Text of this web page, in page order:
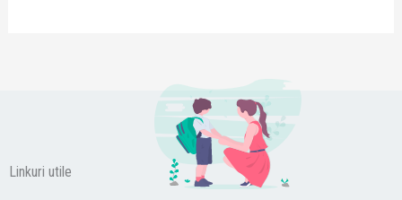
Linkuri utile